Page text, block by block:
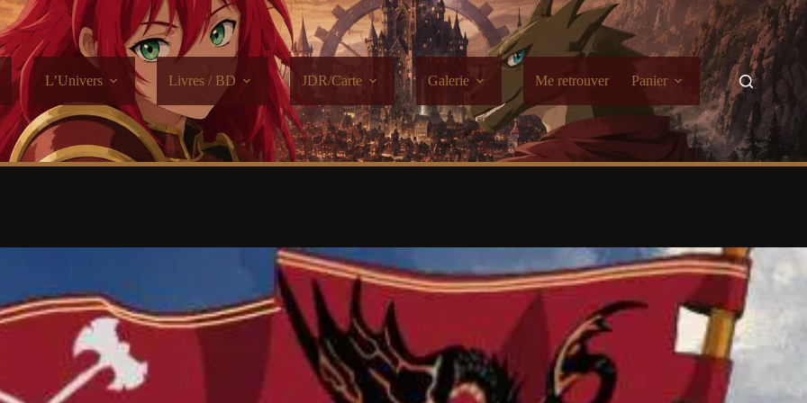
L’Univers Livres / BD JDR/Carte Galerie Me retrouver Panier